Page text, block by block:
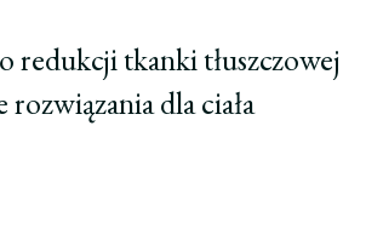
redukcji tkanki tłuszczowej
rozwiązania dla ciała